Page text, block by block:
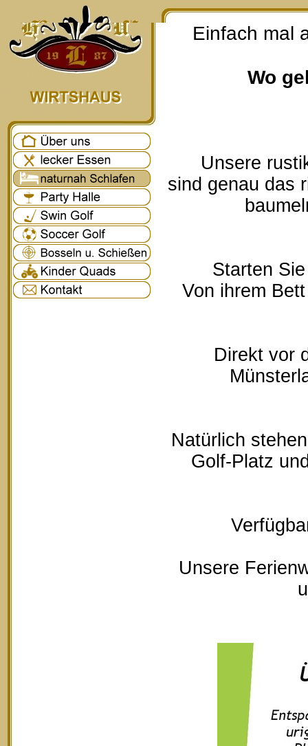
Einfach mal
Wo
Unsere
sind genau das
Starten
Von ihrem
Direkt vor
Natürlich
Golf-Platz
Unsere